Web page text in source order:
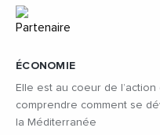
ÉCONOMIE
Elle est au coeur de l’action
comprendre comment se
la Méditerranée